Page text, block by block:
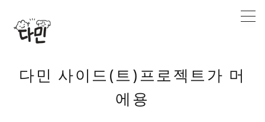
다민 사이드(트)프로젝트가 머
에용